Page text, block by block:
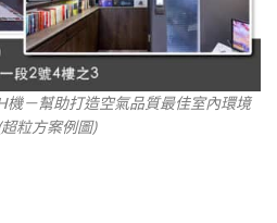
機－幫助打造空氣品質最佳室內環境
粒方案例圖)